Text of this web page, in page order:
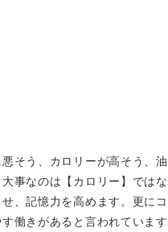
そう、カロリーが高そう、
事なのは【カロリー】では
、記憶力を高めます。更に
働きがあると言われていま